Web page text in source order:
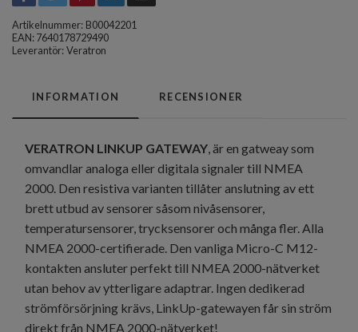
Artikelnummer: B00042201
EAN: 7640178729490
Leverantör:Veratron
INFORMATION RECENSIONER
VERATRON LINKUP GATEWAY, är en gatweay som
omvandlar analoga eller digitala signaler till NMEA
2000. Den resistiva varianten tillåter anslutning av ett
brett utbud av sensorer såsom nivåsensorer,
temperatursensorer, trycksensorer och många fler. Alla
NMEA 2000-certifierade. Den vanliga Micro-C M12-
kontakten ansluter perfekt till NMEA 2000-nätverket
utan behov av ytterligare adaptrar. Ingen dedikerad
strömförsörjning krävs, LinkUp-gatewayen får sin ström
direkt från NMEA 2000-nätverket!